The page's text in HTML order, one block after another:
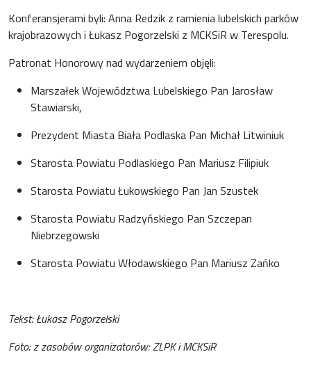
Konferansjerami byli: Anna Redzik z ramienia lubelskich parków
krajobrazowych i Łukasz Pogorzelski z MCKSiR w Terespolu.
Patronat Honorowy nad wydarzeniem objęli:
Marszałek Województwa Lubelskiego Pan Jarosław
Stawiarski,
Prezydent Miasta Biała Podlaska Pan Michał Litwiniuk
Starosta Powiatu Podlaskiego Pan Mariusz Filipiuk
Starosta Powiatu Łukowskiego Pan Jan Szustek
Starosta Powiatu Radzyńskiego Pan Szczepan
Niebrzegowski
Starosta Powiatu Włodawskiego Pan Mariusz Zańko
Tekst: Łukasz Pogorzelski
Foto: z zasobów organizatorów: ZLPK i MCKSiR